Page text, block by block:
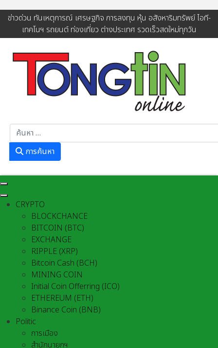
ข่าวด่วน ทันเหตุการณ์ เศรษฐกิจ การลงทุน หุ้น อสังหาริมทรัพย์ ไอที-
เทคโนฯ รถยนต์ ท่องเที่ยว ต่างประเทศ รวดเร็วสดใหม่ทุกวัน
การค้นหา
CRYPTO
BLOCKCHANCE
BITCOIN (BTC)
EXCHANGE
RIPPLE (XRP)
Bitcoin Cash (BCH)
MINING COIN
Initial Coin Offerring (ICO)
ETHEREUM (ETH)
Binance Coin (BNB)
Politic
การเมือง
สำนักนายกฯ